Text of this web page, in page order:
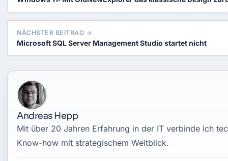
NÄCHSTER BEITRAG →
Microsoft SQL Server Management Studio startet nicht
Andreas Hepp
Mit über 20 Jahren Erfahrung in der IT verbinde ich
Know-how mit strategischem Weitblick.